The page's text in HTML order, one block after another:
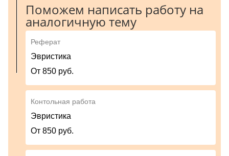
Поможем написать работу на
аналогичную тему
Реферат
Эвристика
От 850 руб.
Контольная работа
Эвристика
От 850 руб.